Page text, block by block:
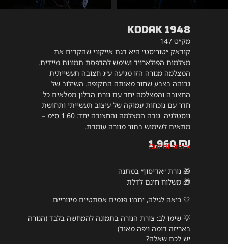
KODAK 1948
מק״ט 147
קודאק ״טוריסט״ היא דגם אייקוני שהקדים את
מצלמות הפולארויד ושימש להדפסת תמונות מיידית.
המצלמה מנורה הזו מגיעה ע״ג חצובה תעשייתית
גבוהה בצבע שחור מאותה התקופה. השילוב של
החצובה והמצלמה יחד עם נורת הבלון ממלאים כל
חדר עם נוכחות עמוקה של עיצוב תעשייתי ותחושת
נוסטלגיה. גובה המצלמה והחצובה יחד: 1.60 ס״מ –
מתאים לשימוש בתור מנורה עומדת.
1,960₪
Out of stock
🎁 נורת ״אדיסון״ במתנה
🎁 משלוח חינם לדלת
🤍 כיאה לגילה, יתכנו פגמים אסתטיים מינוריים
💡 שימו לב: צורת הנורה בתמונה להמחשה בלבד (הנורה
באריזה דומה ויפה מאוד)
יש לכם שאלה?